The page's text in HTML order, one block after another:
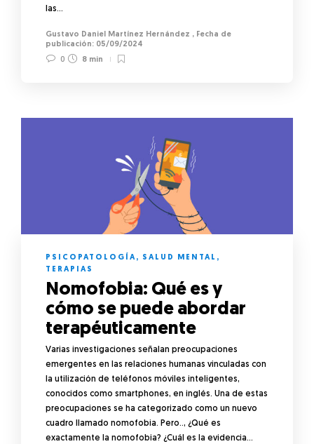
las…
Gustavo Daniel Martínez Hernández ,
05/09/2024
0
8 min
PSICOPATOLOGÍA, SALUD MENTAL ,
TERAPIAS
Nomofobia: Qué es y
cómo se puede abordar
terapéuticamente
Varias investigaciones señalan preocupaciones
emergentes en las relaciones humanas vinculadas con
la utilización de teléfonos móviles inteligentes,
conocidos como smartphones, en inglés. Una de estas
preocupaciones se ha categorizado como un nuevo
cuadro llamado nomofobia. Pero.., ¿Qué es
exactamente la nomofobia? ¿Cuál es la evidencia…